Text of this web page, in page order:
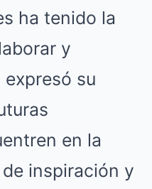
ha tenido la
y
expresó su
en la
inspiración y